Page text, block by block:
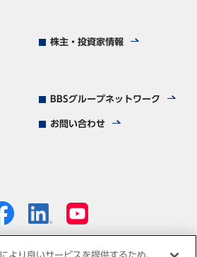
株主・投資家情報
BBSグループネットワーク
お問い合わせ